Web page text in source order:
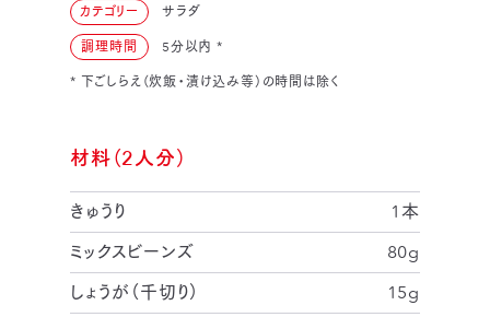
カテゴリー サラダ
調理時間 5分以内 *
* 下ごしらえ（炊飯・漬け込み等）の時間は除く
材料（2人分）
きゅうり
1本
ミックスビーンズ
80g
しょうが（千切り）
15g